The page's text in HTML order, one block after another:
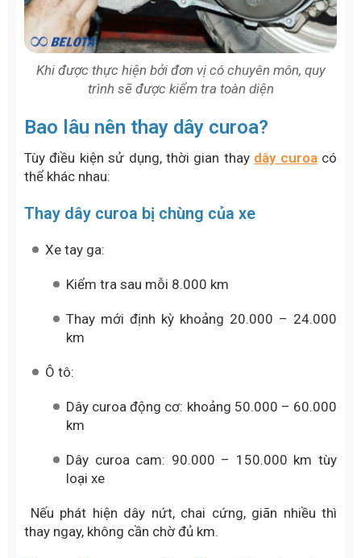
Khi được thực hiện bởi đơn vị có chuyên môn, quy
trình sẽ được kiểm tra toàn diện
Bao lâu nên thay dây curoa?
Tùy điều kiện sử dụng, thời gian thay dây curoacó
thể khác nhau:
Thay dây curoa bị chùng của xe
Xe tay ga:
Kiểm tra sau mỗi 8.000 km
Thay mới định kỳ khoảng 20.000 – 24.000
km
Ô tô:
Dây curoa động cơ: khoảng 50.000 – 60.000
km
Dây curoa cam: 90.000 – 150.000 km tùy
loại xe
Nếu phát hiện dây nứt, chai cứng, giãn nhiều thì
thay ngay, không cần chờ đủ km.